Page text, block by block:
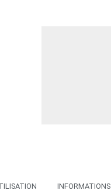
INFORMATIONS